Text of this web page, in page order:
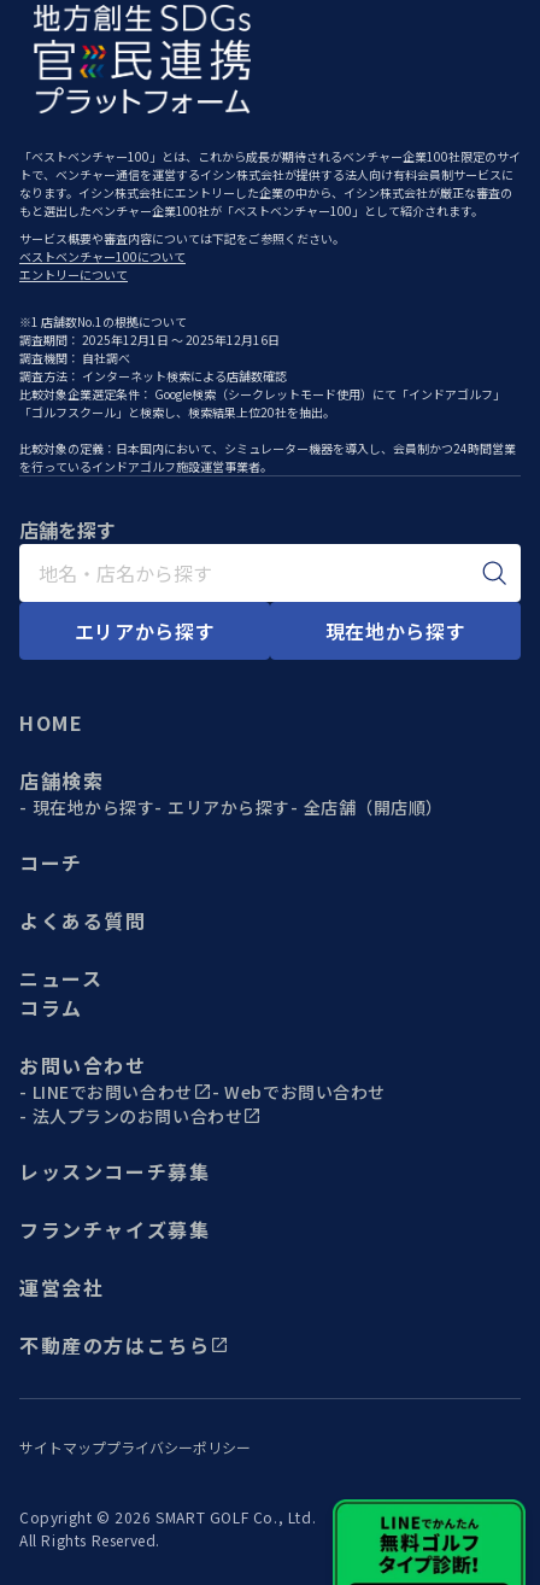
「ベストベンチャー100」とは、これから成長が期待されるベンチャー企業100社限定のサイ
トで、ベンチャー通信を運営するイシン株式会社が提供する法人向け有料会員制サービスに
なります。イシン株式会社にエントリーした企業の中から、イシン株式会社が厳正な審査の
もと選出したベンチャー企業100社が「ベストベンチャー100」として紹介されます。
サービス概要や審査内容については下記をご参照ください。
ベストベンチャー100について
エントリーについて
※1 店舗数No.1の根拠について
調査期間： 2025年12月1日 ～ 2025年12月16日
調査機関： 自社調べ
調査方法： インターネット検索による店舗数確認
比較対象企業選定条件： Google検索（シークレットモード使用）にて「インドアゴルフ」
「ゴルフスクール」と検索し、検索結果上位20社を抽出。
比較対象の定義：日本国内において、シミュレーター機器を導入し、会員制かつ24時間営業
を行っているインドアゴルフ施設運営事業者。
店舗を探す
エリアから探す 現在地から探す
HOME
店舗検索
現在地から探す エリアから探す 全店舗（開店順）
コーチ
よくある質問
ニュース
コラム
お問い合わせ
LINEでお問い合わせ
Webでお問い合わせ
法人プランのお問い合わせ
レッスンコーチ募集
フランチャイズ募集
運営会社
不動産の方はこちら
サイトマッププライバシーポリシー
Copyright © 2026 SMART GOLF Co., Ltd.
All Rights Reserved.